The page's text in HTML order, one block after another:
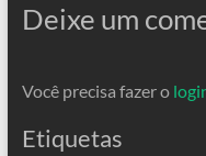
Deixe um
Você precisa fazer o
Etiquetas